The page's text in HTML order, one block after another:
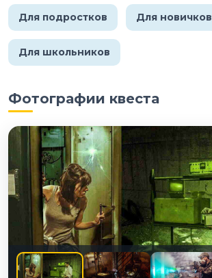
Для подростков Для новичков
Для школьников
Фотографии квеста